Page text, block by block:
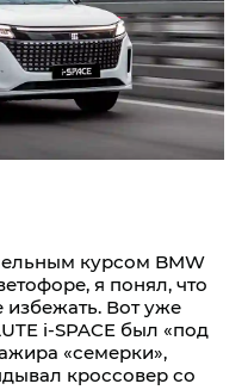
курсом BMW
я понял, что
Вот уже
i‑SPACE был «под
«семерки»,
кроссовер со